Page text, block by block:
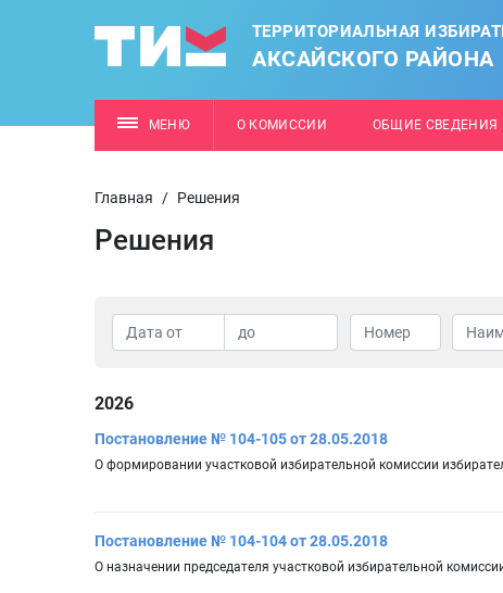
ТЕРРИТОРИАЛЬНАЯ
АКСАЙСКОГО РАЙОНА
МЕНЮ О КОМИССИИ ОБЩИЕ СВЕДЕНИЯ
Главная / Решения
Решения
2026
Постановление № 104-105 от 28.05.2018
О формировании участковой избирательной комиссии
Постановление № 104-104 от 28.05.2018
О назначении председателя участковой избирательной